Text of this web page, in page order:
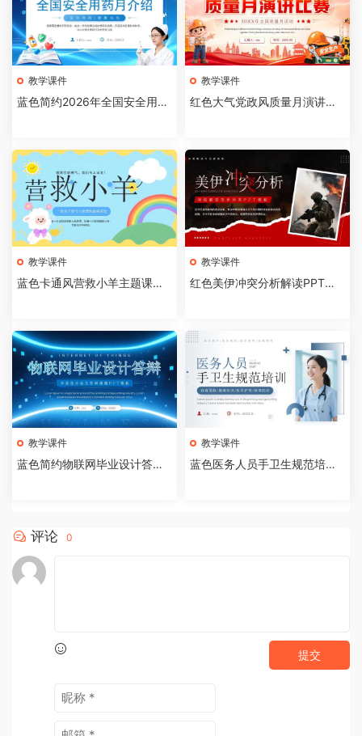
教学课件
蓝色简约2026年全国安全用药
教学课件
红色大气党政风质量月演讲比
教学课件
蓝色卡通风营救小羊主题课件P
教学课件
红色美伊冲突分析解读PPT模
教学课件
蓝色简约物联网毕业设计答辩P
教学课件
蓝色医务人员手卫生规范培训
评论 0
提交